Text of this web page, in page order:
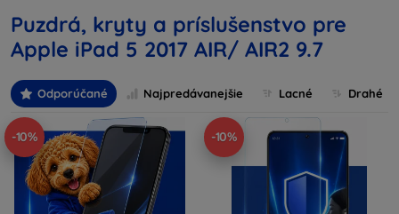
Puzdrá, kryty a príslušenstvo pre
Apple iPad 5 2017 AIR/ AIR2 9.7
Odporúčané Najpredávanejšie Lacné Drahé
-10% -10%